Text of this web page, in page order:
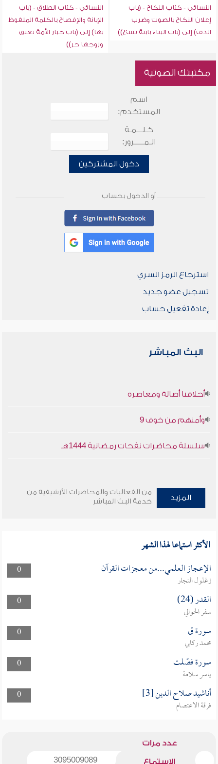
النسائي - كتاب النكاح - (باب
إعلان النكاح بالصوت وضرب
الدف) إلى (باب البناء بابنة تسع))
النسائي - كتاب الطلاق - (باب
الإبانة والإفصاح بالكلمة الملفوظ
بها) إلى (باب خيار الأمة تعتق
وزوجها حر))
مكتبتك الصوتية
اسم
المستخدم:
كـلـــمـة
الـمـــــرور:
دخول المشتركين
أو الدخول بحساب
استرجاع الرمز السري
تسجيل عضو جديد
إعادة تفعيل حساب
البث المباشر
أخلاقنا أصالة ومعاصرة
وأمنهم من خوف 9
سلسلة محاضرات نفحات رمضانية 1444هـ
المزيد
من الفعاليات والمحاضرات الأرشيفية من
خدمة البث المباشر
الأكثر استماعا لهذا الشهر
0 الإعجاز العلمي...من معجزات القرآن
زغلول النجار
0
القدر (24)
سفر الحوالي
0
سورة ق
محمد ركابي
0
سورة فصّلت
ياسر سلامة
0
أناشيد صلاح الدين [3]
فرقة الاعتصام
عدد مرات
الاستماع 3095009089